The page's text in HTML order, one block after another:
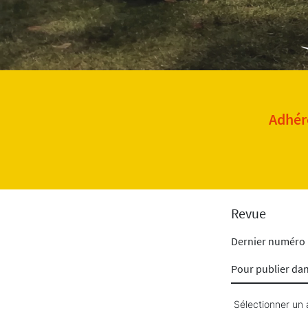
Revue
Dernier numéro
Pour publier
Sélectionner un